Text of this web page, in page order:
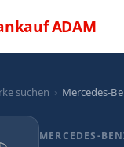
ADAM
suchen › Mercedes-
MERCEDES-